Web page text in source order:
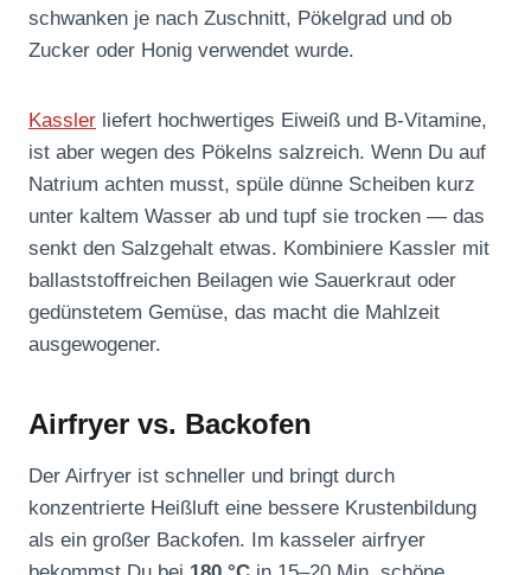
schwanken je nach Zuschnitt, Pökelgrad und ob
Zucker oder Honig verwendet wurde.
Kassler liefert hochwertiges Eiweiß und B‑Vitamine,
ist aber wegen des Pökelns salzreich. Wenn Du auf
Natrium achten musst, spüle dünne Scheiben kurz
unter kaltem Wasser ab und tupf sie trocken — das
senkt den Salzgehalt etwas. Kombiniere Kassler mit
ballaststoffreichen Beilagen wie Sauerkraut oder
gedünstetem Gemüse, das macht die Mahlzeit
ausgewogener.
Airfryer vs. Backofen
Der Airfryer ist schneller und bringt durch
konzentrierte Heißluft eine bessere Krustenbildung
als ein großer Backofen. Im kasseler airfryer